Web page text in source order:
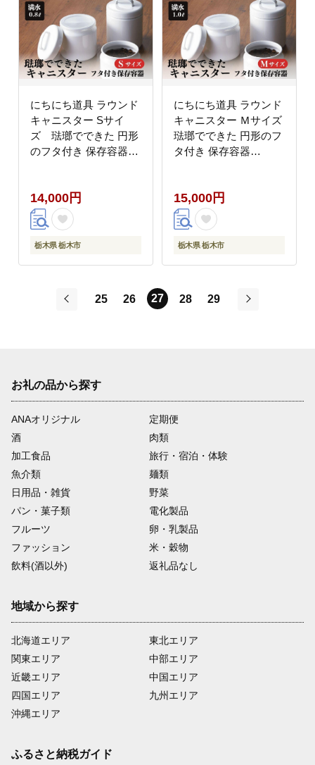
にちにち道具 ラウンド
キャニスター Sサイ
ズ 琺瑯でできた 円形
のフタ付き 保存容器
14,000円
栃木県 栃木市
にちにち道具 ラウンド
キャニスター Ｍサイズ
琺瑯でできた 円形のフ
タ付き 保存容器
15,000円
栃木県 栃木市
25 26 27 28
29
お礼の品から探す
ANAオリジナル
定期便
酒
肉類
加工食品
旅行・宿泊・体験
魚介類
麺類
日用品・雑貨
野菜
パン・菓子類
電化製品
フルーツ
卵・乳製品
ファッション
米・穀物
飲料(酒以外)
返礼品なし
地域から探す
北海道エリア
関東エリア
近畿エリア
四国エリア
沖縄エリア
東北エリア
中部エリア
中国エリア
九州エリア
ふるさと納税ガイド